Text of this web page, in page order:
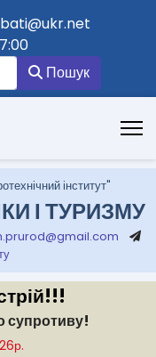
Пошук
інститут"
І ТУРИЗМУ
супротиву!